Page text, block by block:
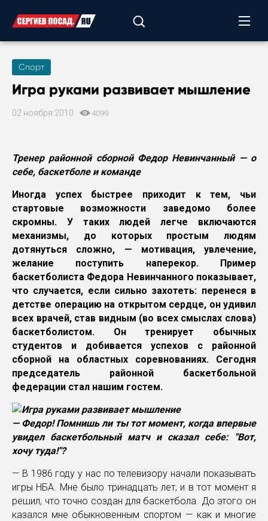
Спорт
Игра руками развивает мышление
02 ноября 2010 4099
Тренер районной сборной Федор Невинчанный — о
себе, баскетболе и команде
Иногда успех быстрее приходит к тем, чьи
стартовые возможности заведомо более
скромны. У таких людей легче включаются
механизмы, до которых простым людям
дотянуться сложно, — мотивация, увлечение,
желание поступить наперекор. Пример
баскетболиста Федора Невинчанного показывает,
что случается, если сильно захотеть: перенеся в
детстве операцию на открытом сердце, он удивил
всех врачей, став видным (во всех смыслах слова)
баскетболистом. Он тренирует обычных
студентов и добивается успехов с районной
сборной на областных соревнованиях. Сегодня
председатель районной баскетбольной
федерации стал нашим гостем.
— Федор! Помнишь ли ты тот момент, когда впервые
увидел баскетбольный матч и сказал себе: "Вот,
хочу туда!"?
— В 1986 году у нас по телевизору начали показывать
игры НБА. Мне было тринадцать лет, и в тот момент я
решил, что точно создан для баскетбола. До этого он
казался мне обыкновенным спортом — как и многие